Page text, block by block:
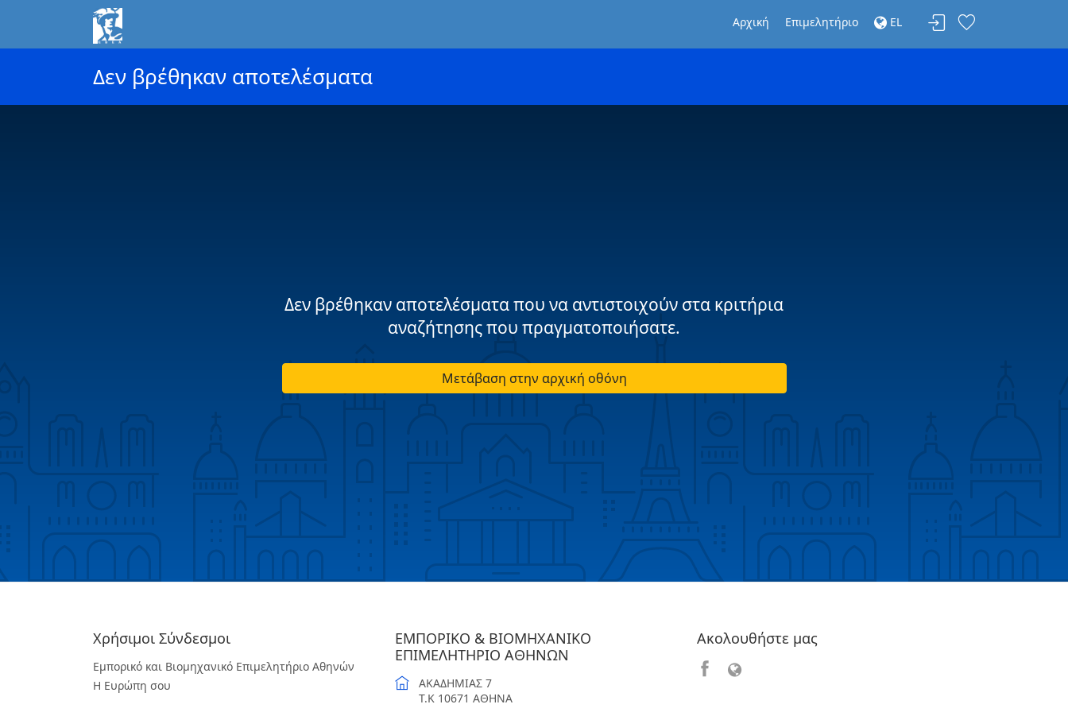
Αρχική Επιμελητήριο EL
Δεν βρέθηκαν αποτελέσματα
Δεν βρέθηκαν αποτελέσματα που να αντιστοιχούν στα κριτήρια
αναζήτησης που πραγματοποιήσατε.
Μετάβαση στην αρχική οθόνη
Χρήσιμοι Σύνδεσμοι
Εμπορικό και Βιομηχανικό Επιμελητήριο Αθηνών
Η Ευρώπη σου
ΕΜΠΟΡΙΚΟ & ΒΙΟΜΗΧΑΝΙΚΟ
ΕΠΙΜΕΛΗΤΗΡΙΟ ΑΘΗΝΩΝ
ΑΚΑΔΗΜΙΑΣ 7
T.K 10671 ΑΘΗΝΑ
Ακολουθήστε μας